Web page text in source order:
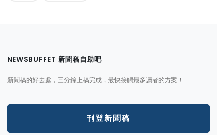
NEWSBUFFET 新聞稿自助吧
新聞稿的好去處，三分鐘上稿完成，最快接觸最多讀者的方案！
刊登新聞稿